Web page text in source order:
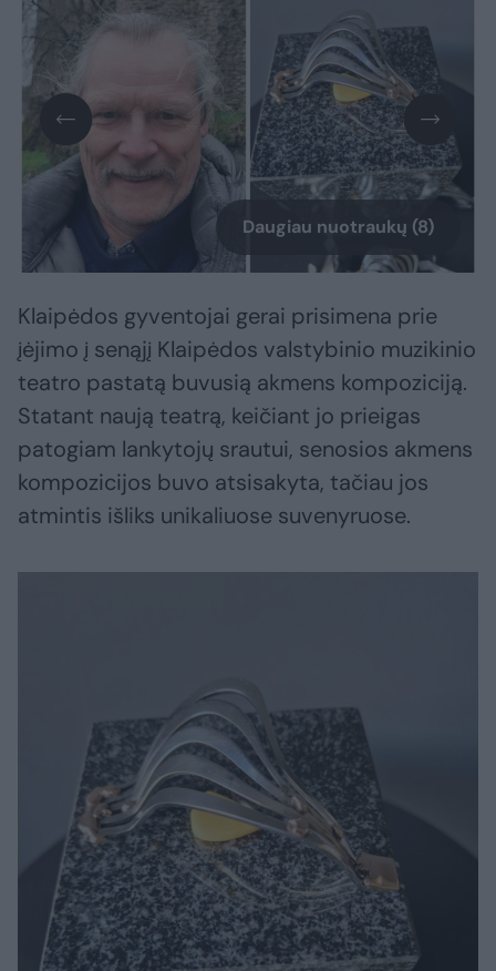
Daugiau nuotraukų (8)
Klaipėdos gyventojai gerai prisimena prie
įėjimo į senąjį Klaipėdos valstybinio muzikinio
teatro pastatą buvusią akmens kompoziciją.
Statant naują teatrą, keičiant jo prieigas
patogiam lankytojų srautui, senosios akmens
kompozicijos buvo atsisakyta, tačiau jos
atmintis išliks unikaliuose suvenyruose.